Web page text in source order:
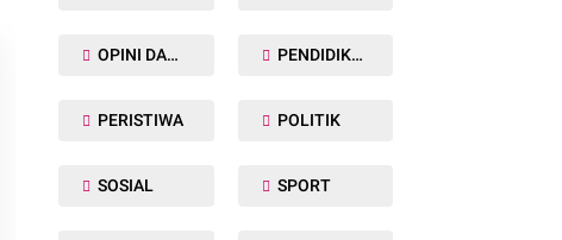
OPINI DAN ARTIKEL PENDIDIKAN
PERISTIWA POLITIK
SOSIAL SPORT